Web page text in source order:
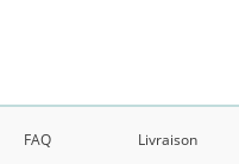
FAQ Livraison